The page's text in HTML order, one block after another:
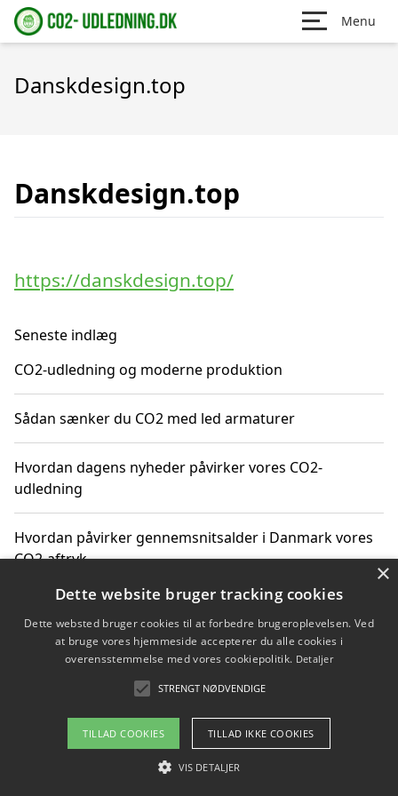
Menu
Danskdesign.top
Danskdesign.top
https://danskdesign.top/
Seneste indlæg
CO2-udledning og moderne produktion
Sådan sænker du CO2 med led armaturer
Hvordan dagens nyheder påvirker vores CO2-
udledning
Hvordan påvirker gennemsnitsalder i Danmark vores
CO2-aftryk
Hvordan nyheder om CO2-udledning påvirker vores
hverdag
Om / kontakt
Blog Betingelser
×
Dette website bruger tracking cookies
Dette websted bruger cookies til at forbedre brugeroplevelsen. Ved
at bruge vores hjemmeside accepterer du alle cookies i
overensstemmelse med vores cookiepolitik. Detaljer
STRENGT NØDVENDIGE
TILLAD COOKIES TILLAD IKKE COOKIES
VIS DETALJER